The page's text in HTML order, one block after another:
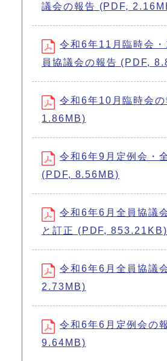
議会の報告 (PDF,
令和6年11月臨時会
員協議会の報告 (PDF,
令和6年10月臨時会
1.86MB)
令和6年9月定例会・
(PDF, 8.56MB)
令和6年6月全員協議
と訂正 (PDF, 853.21KB)
令和6年6月全員協議
2.73MB)
令和6年6月定例会の
9.64MB)